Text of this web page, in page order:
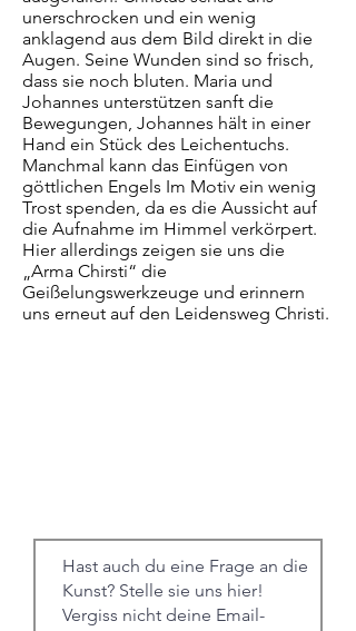
unerschrocken und ein wenig
anklagend aus dem Bild direkt in die
Augen. Seine Wunden sind so frisch,
dass sie noch bluten. Maria und
Johannes unterstützen sanft die
Bewegungen, Johannes hält in einer
Hand ein Stück des Leichentuchs.
Manchmal kann das Einfügen von
göttlichen Engels Im Motiv ein wenig
Trost spenden, da es die Aussicht auf
die Aufnahme im Himmel verkörpert.
Hier allerdings zeigen sie uns die
„Arma Chirsti“ die
Geißelungswerkzeuge und erinnern
uns erneut auf den Leidensweg Christi.